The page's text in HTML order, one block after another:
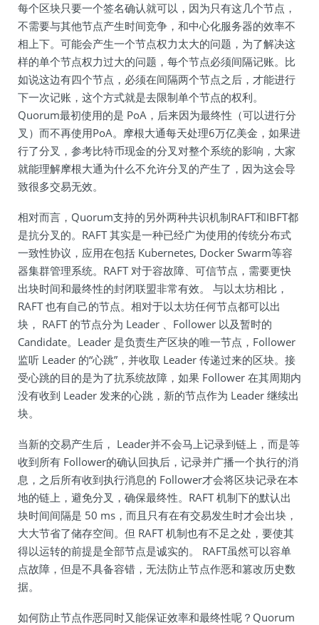
每个区块只要一个签名确认就可以，因为只有这几个节点，
不需要与其他节点产生时间竞争，和中心化服务器的效率不
相上下。可能会产生一个节点权力太大的问题，为了解决这
样的单个节点权力过大的问题，每个节点必须间隔记账。比
如说这边有四个节点，必须在间隔两个节点之后，才能进行
下一次记账，这个方式就是去限制单个节点的权利。
Quorum最初使用的是 PoA，后来因为最终性（可以进行分
叉）而不再使用PoA。摩根大通每天处理6万亿美金，如果进
行了分叉，参考比特币现金的分叉对整个系统的影响，大家
就能理解摩根大通为什么不允许分叉的产生了，因为这会导
致很多交易无效。
相对而言，Quorum支持的另外两种共识机制RAFT和IBFT都
是抗分叉的。RAFT 其实是一种已经广为使用的传统分布式
一致性协议，应用在包括 Kubernetes, Docker Swarm等容
器集群管理系统。RAFT 对于容故障、可信节点，需要更快
出块时间和最终性的封闭联盟非常有效。 与以太坊相比，
RAFT 也有自己的节点。相对于以太坊任何节点都可以出
块， RAFT 的节点分为 Leader 、Follower 以及暂时的
Candidate。Leader 是负责生产区块的唯一节点，Follower
监听 Leader 的“心跳”，并收取 Leader 传递过来的区块。接
受心跳的目的是为了抗系统故障，如果 Follower 在其周期内
没有收到 Leader 发来的心跳，新的节点作为 Leader 继续出
块。
当新的交易产生后， Leader并不会马上记录到链上，而是等
收到所有 Follower的确认回执后，记录并广播一个执行的消
息，之后所有收到执行消息的 Follower才会将区块记录在本
地的链上，避免分叉，确保最终性。RAFT 机制下的默认出
块时间间隔是 50 ms，而且只有在有交易发生时才会出块，
大大节省了储存空间。但 RAFT 机制也有不足之处，要使其
得以运转的前提是全部节点是诚实的。 RAFT虽然可以容单
点故障，但是不具备容错，无法防止节点作恶和篡改历史数
据。
如何防止节点作恶同时又能保证效率和最终性呢？Quorum